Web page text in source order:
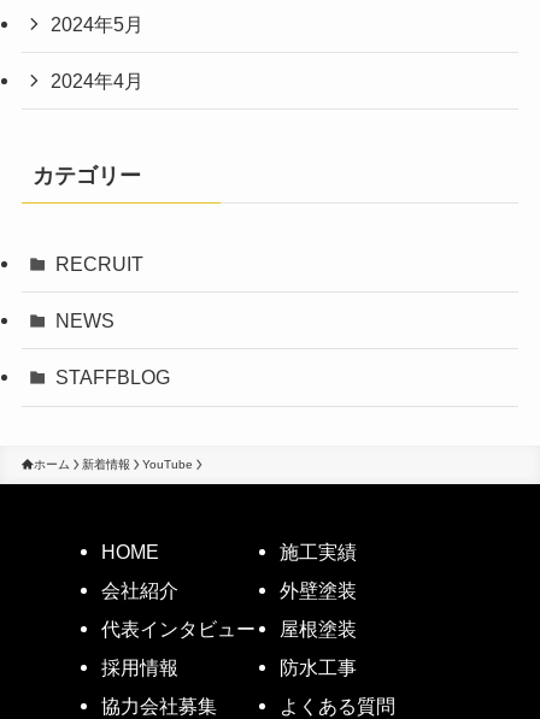
2024年5月
2024年4月
カテゴリー
RECRUIT
NEWS
STAFFBLOG
ホーム 新着情報 YouTube
HOME
会社紹介
代表インタビュー
採用情報
協力会社募集
施工実績
外壁塗装
屋根塗装
防水工事
よくある質問